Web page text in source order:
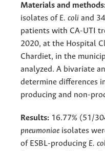
Materials and
isolates of E. coli and
patients with CA-UTI
2020, at the Hospital
Chardiet, in the
analyzed. A bivariate
determine differences
producing and non-
Results: 16.77% (51/
pneumoniae isolates
of ESBL-producing E.